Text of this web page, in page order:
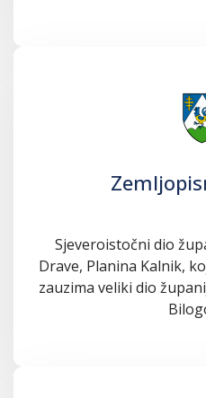
Sjeveroistočni dio
Drave, Planina Kalnik,
zauzima veliki dio